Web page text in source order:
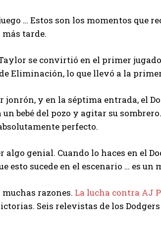
… Estos son los momentos que
tarde.
se convirtió en el primer
Eliminación, lo que llevó a la
jonrón, y en la séptima entrada, el
bebé del pozo y agitar su
perfecto.
algo genial. Cuando lo haces en el
esto sucede en el escenario … es un
razones. La lucha contra AJ
Seis relevistas de los